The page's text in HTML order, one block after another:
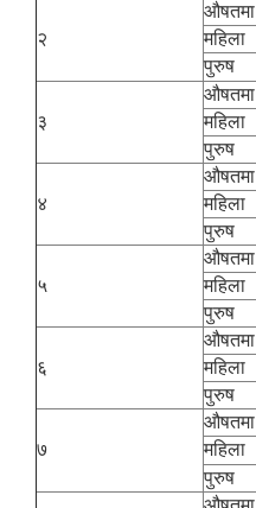
२
औषतमा
महिला
पुरुष
३
औषतमा
महिला
पुरुष
४
औषतमा
महिला
पुरुष
५
औषतमा
महिला
पुरुष
६
औषतमा
महिला
पुरुष
७
औषतमा
महिला
पुरुष